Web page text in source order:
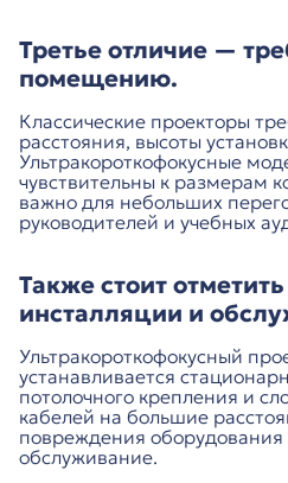
Третье отличие —
помещению.
Классические проекторы
расстояния, высоты
Ультракороткофокусные
чувствительны к размерам
важно для небольших
руководителей и учебных
Также стоит
инсталляции и
Ультракороткофокусный
устанавливается
потолочного крепления и
кабелей на большие
повреждения
обслуживание.